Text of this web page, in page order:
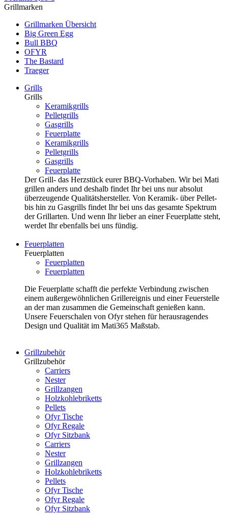
Grillmarken
Grillmarken Übersicht
Big Green Egg
Bull BBQ
OFYR
The Bastard
Traeger
Grills
Grills
Keramikgrills
Pelletgrills
Gasgrills
Feuerplatte
Keramikgrills
Pelletgrills
Gasgrills
Feuerplatte
Der Grill- das Herzstück eurer BBQ-Vorhaben. Wir bei Mati
grillen anders und deshalb findet Ihr bei uns nur absolut
überzeugende Qualitätshersteller. Von Keramik- über Pellet-
bis hin zu Gasgrills findet Ihr bei uns das gesamte Spektrum
der Grillarten. Und wenn Ihr lieber an einer Feuerplatte steht,
werdet Ihr ebenfalls bei uns fündig.
Feuerplatten
Feuerplatten
Feuerplatten
Feuerplatten
Die Feuerplatte schafft die perfekte Verbindung zwischen
einem außergewöhnlichen Grillereignis und einer Feuerstelle
an der man zusammen die Gemeinschaft genießen kann.
Unsere Feuerschalen von Ofyr stehen für herausragendes
Design und Qualität im Mati365 Maßstab.
Grillzubehör
Grillzubehör
Carriers
Nester
Grillzangen
Holzkohlebriketts
Pellets
Ofyr Tische
Ofyr Regale
Ofyr Sitzbank
Carriers
Nester
Grillzangen
Holzkohlebriketts
Pellets
Ofyr Tische
Ofyr Regale
Ofyr Sitzbank